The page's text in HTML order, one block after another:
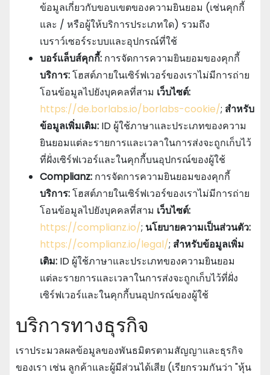
ข้อมูลเกี่ยวกับขอบเขตของความยินยอม (เช่นคุกกี้
และ / หรือผู้ให้บริการประเภทใด) รวมถึง
เบราว์เซอร์ระบบและอุปกรณ์ที่ใช้
บอร์แล็บส์คุกกี้: การจัดการความยินยอมของคุกกี้
บริการ:โฮสต์ภายในเซิร์ฟเวอร์ของเราไม่มีการถ่าย
โอนข้อมูลไปยังบุคคลที่สาม เว็บไซต์:
https://de.borlabs.io/borlabs-cookie/; สําหรับ
ข้อมูลเพิ่มเติม: ID ผู้ใช้ภาษาและประเภทของความ
ยินยอมแต่ละรายการและเวลาในการส่งจะถูกเก็บไว้
ที่ฝั่งเซิร์ฟเวอร์และในคุกกี้บนอุปกรณ์ของผู้ใช้
Complianz: การจัดการความยินยอมของคุกกี้
บริการ:โฮสต์ภายในเซิร์ฟเวอร์ของเราไม่มีการถ่าย
โอนข้อมูลไปยังบุคคลที่สาม เว็บไซต์:
https://complianz.io/; นโยบายความเป็นส่วนตัว:
https://complianz.io/legal/; สําหรับข้อมูลเพิ่ม
เติม: ID ผู้ใช้ภาษาและประเภทของความยินยอม
แต่ละรายการและเวลาในการส่งจะถูกเก็บไว้ที่ฝั่ง
เซิร์ฟเวอร์และในคุกกี้บนอุปกรณ์ของผู้ใช้
บริการทางธุรกิจ
เราประมวลผลข้อมูลของพันธมิตรตามสัญญาและธุรกิจ
ของเรา เช่น ลูกค้าและผู้มีส่วนได้เสีย (เรียกรวมกันว่า "หุ้น